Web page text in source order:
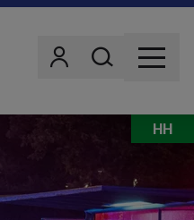
Benutzer
Wonach suchst
MENU
HH